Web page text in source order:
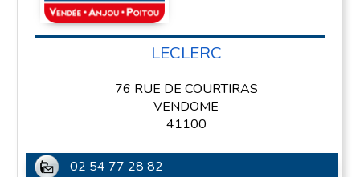
LECLERC
76 RUE DE COURTIRAS
VENDOME
41100
02 54 77 28 82